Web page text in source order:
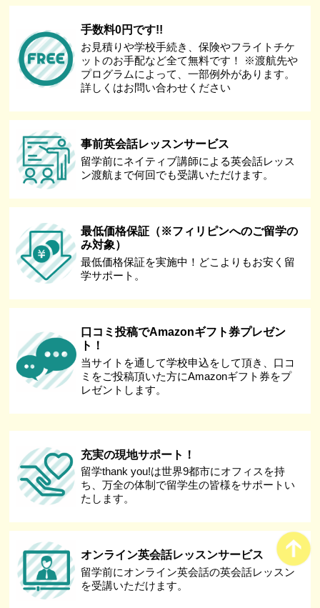
手数料0円です!!
お見積りや学校手続き、保険やフライトチケ
ットのお手配など全て無料です！ ※渡航先や
プログラムによって、一部例外があります。
詳しくはお問い合わせください
事前英会話レッスンサービス
留学前にネイティブ講師による英会話レッス
ン渡航まで何回でも受講いただけます。
最低価格保証（※フィリピンへのご留学の
み対象）
最低価格保証を実施中！どこよりもお安く留
学サポート。
口コミ投稿でAmazonギフト券プレゼン
ト！
当サイトを通して学校申込をして頂き、口コ
ミをご投稿頂いた方にAmazonギフト券をプ
レゼントします。
充実の現地サポート！
留学thank you!は世界9都市にオフィスを持
ち、万全の体制で留学生の皆様をサポートい
たします。
オンライン英会話レッスンサービス
留学前にオンライン英会話の英会話レッスン
を受講いただけます。